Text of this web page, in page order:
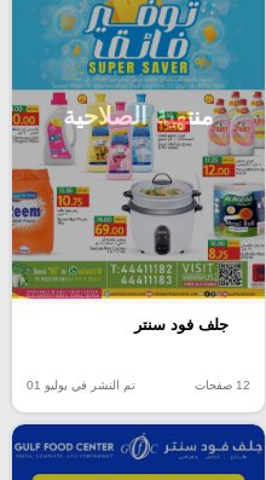
منتهية الصلاحية
جلف فود سنتر
12 صفحات تم النشر في يوليو 01